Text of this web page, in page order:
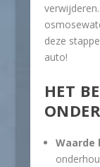
deze
auto!
HET
Waarde